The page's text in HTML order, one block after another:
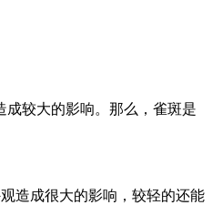
较大的影响。那么，雀斑是
造成很大的影响，较轻的还能